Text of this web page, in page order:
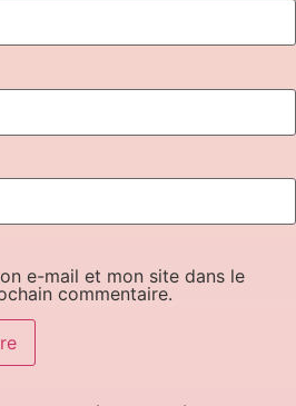
e-mail et mon site dans le
commentaire.